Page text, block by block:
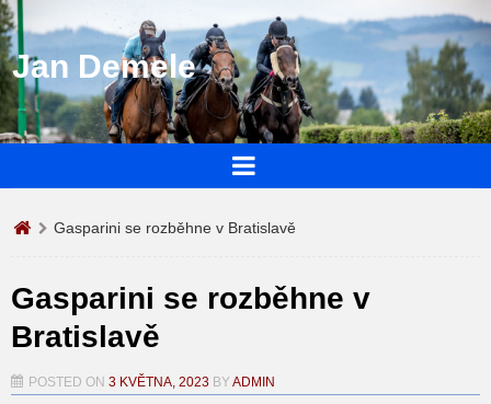
Jan Demele
Gasparini se rozběhne v Bratislavě
Gasparini se rozběhne v
Bratislavě
POSTED ON 3 KVĚTNA, 2023 BYADMIN